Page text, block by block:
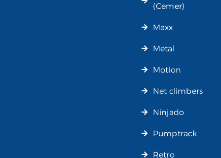
(Cemer)
Maxx
Metal
Motion
Net climbers
Ninjado
Pumptrack
Retro